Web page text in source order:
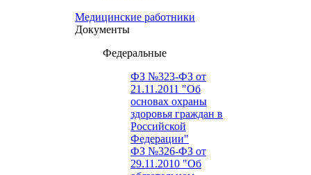
Медицинские работники
Документы
Федеральные
ФЗ №323-ФЗ от
21.11.2011 "Об
основах охраны
здоровья граждан в
Российской
Федерации"
ФЗ №326-ФЗ от
29.11.2010 "Об